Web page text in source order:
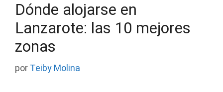
Dónde alojarse en
Lanzarote: las 10 mejores
zonas
por Teiby Molina